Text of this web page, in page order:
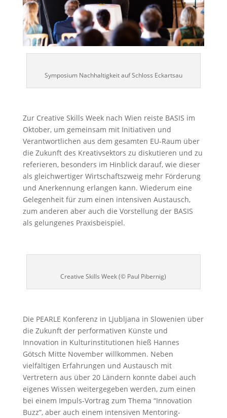
Symposium Nachhaltigkeit auf Schloss Eckartsau
Zur Creative Skills Week nach Wien reiste BASIS im
Oktober, um gemeinsam mit Initiativen und
Verantwortlichen aus dem gesamten EU-Raum über
die Zukunft des Kreativsektors zu diskutieren und zu
referieren, besonders im Hinblick darauf, wie dieser
als gleichwertiger Wirtschaftszweig mehr Förderung
und Anerkennung erlangen kann. Wiederum eine
Gelegenheit für zum einen intensiven Austausch,
zum anderen aber auch die Vorstellung der BASIS
als gelungenes Praxisbeispiel.
Creative Skills Week (© Paul Pibernig)
Die PEARLE Konferenz in Ljubljana in Slowenien über
die Zukunft der performativen Künste und
Innovation in Kulturinstitutionen hieß Hannes
Götsch Mitte November willkommen. Neben
vielfältigen Erfahrungen und Austausch mit
Vertretern aus über 20 Ländern konnte dabei auch
eigenes Wissen weitergegeben werden, zum einen
bei einem Impuls-Vortrag zum Thema “Innovation
Buzz”, aber auch einem intensiven Mentoring-